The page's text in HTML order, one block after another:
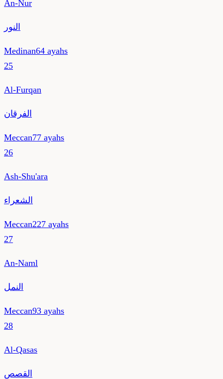
An-Nur
النور
Medinan64 ayahs
25
Al-Furqan
الفرقان
Meccan77 ayahs
26
Ash-Shu'ara
الشعراء
Meccan227 ayahs
27
An-Naml
النمل
Meccan93 ayahs
28
Al-Qasas
القصص